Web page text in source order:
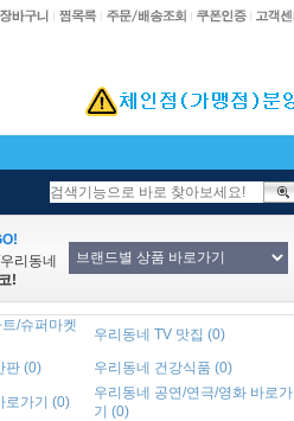
리동네
!
/슈퍼마켓
우리동네 TV 맛집 (0)
판 (0)
우리동네 건강식품 (0)
로가기 (0)
우리동네 공연/연극/영화 바로가
기 (0)